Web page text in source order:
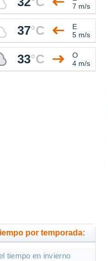
7 m/s
37°C
E
5 m/s
33°C
O
4 m/s
por temporada:
tiempo en invierno